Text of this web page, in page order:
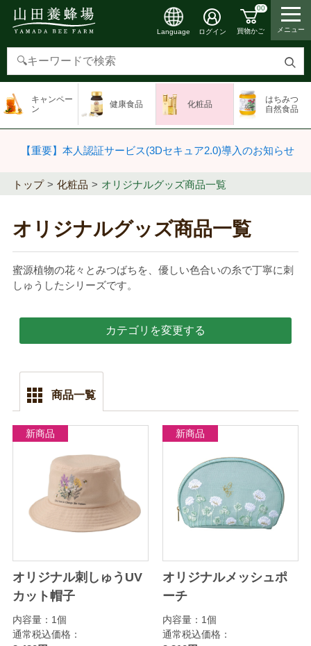
検
す
Language ログイン
00
買物かご メニュー
キャンペー
ン
健康食品 化粧品
はちみつ
自然食品
【重要】本人認証サービス(3Dセキュア2.0)導入のお知らせ
トップ 化粧品 オリジナルグッズ商品一覧
オリジナルグッズ商品一覧
蜜源植物の花々とみつばちを、優しい色合いの糸で丁寧に刺
しゅうしたシリーズです。
カテゴリを変更する
商品一覧
新商品
オリジナル刺しゅうUV
カット帽子
内容量：1個
通常税込価格：
新商品
オリジナルメッシュポ
ーチ
内容量：1個
通常税込価格：